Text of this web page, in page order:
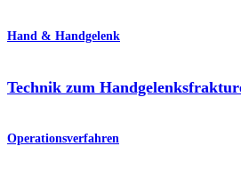
Hand & Handgelenk
Technik zum
Operationsverfahren